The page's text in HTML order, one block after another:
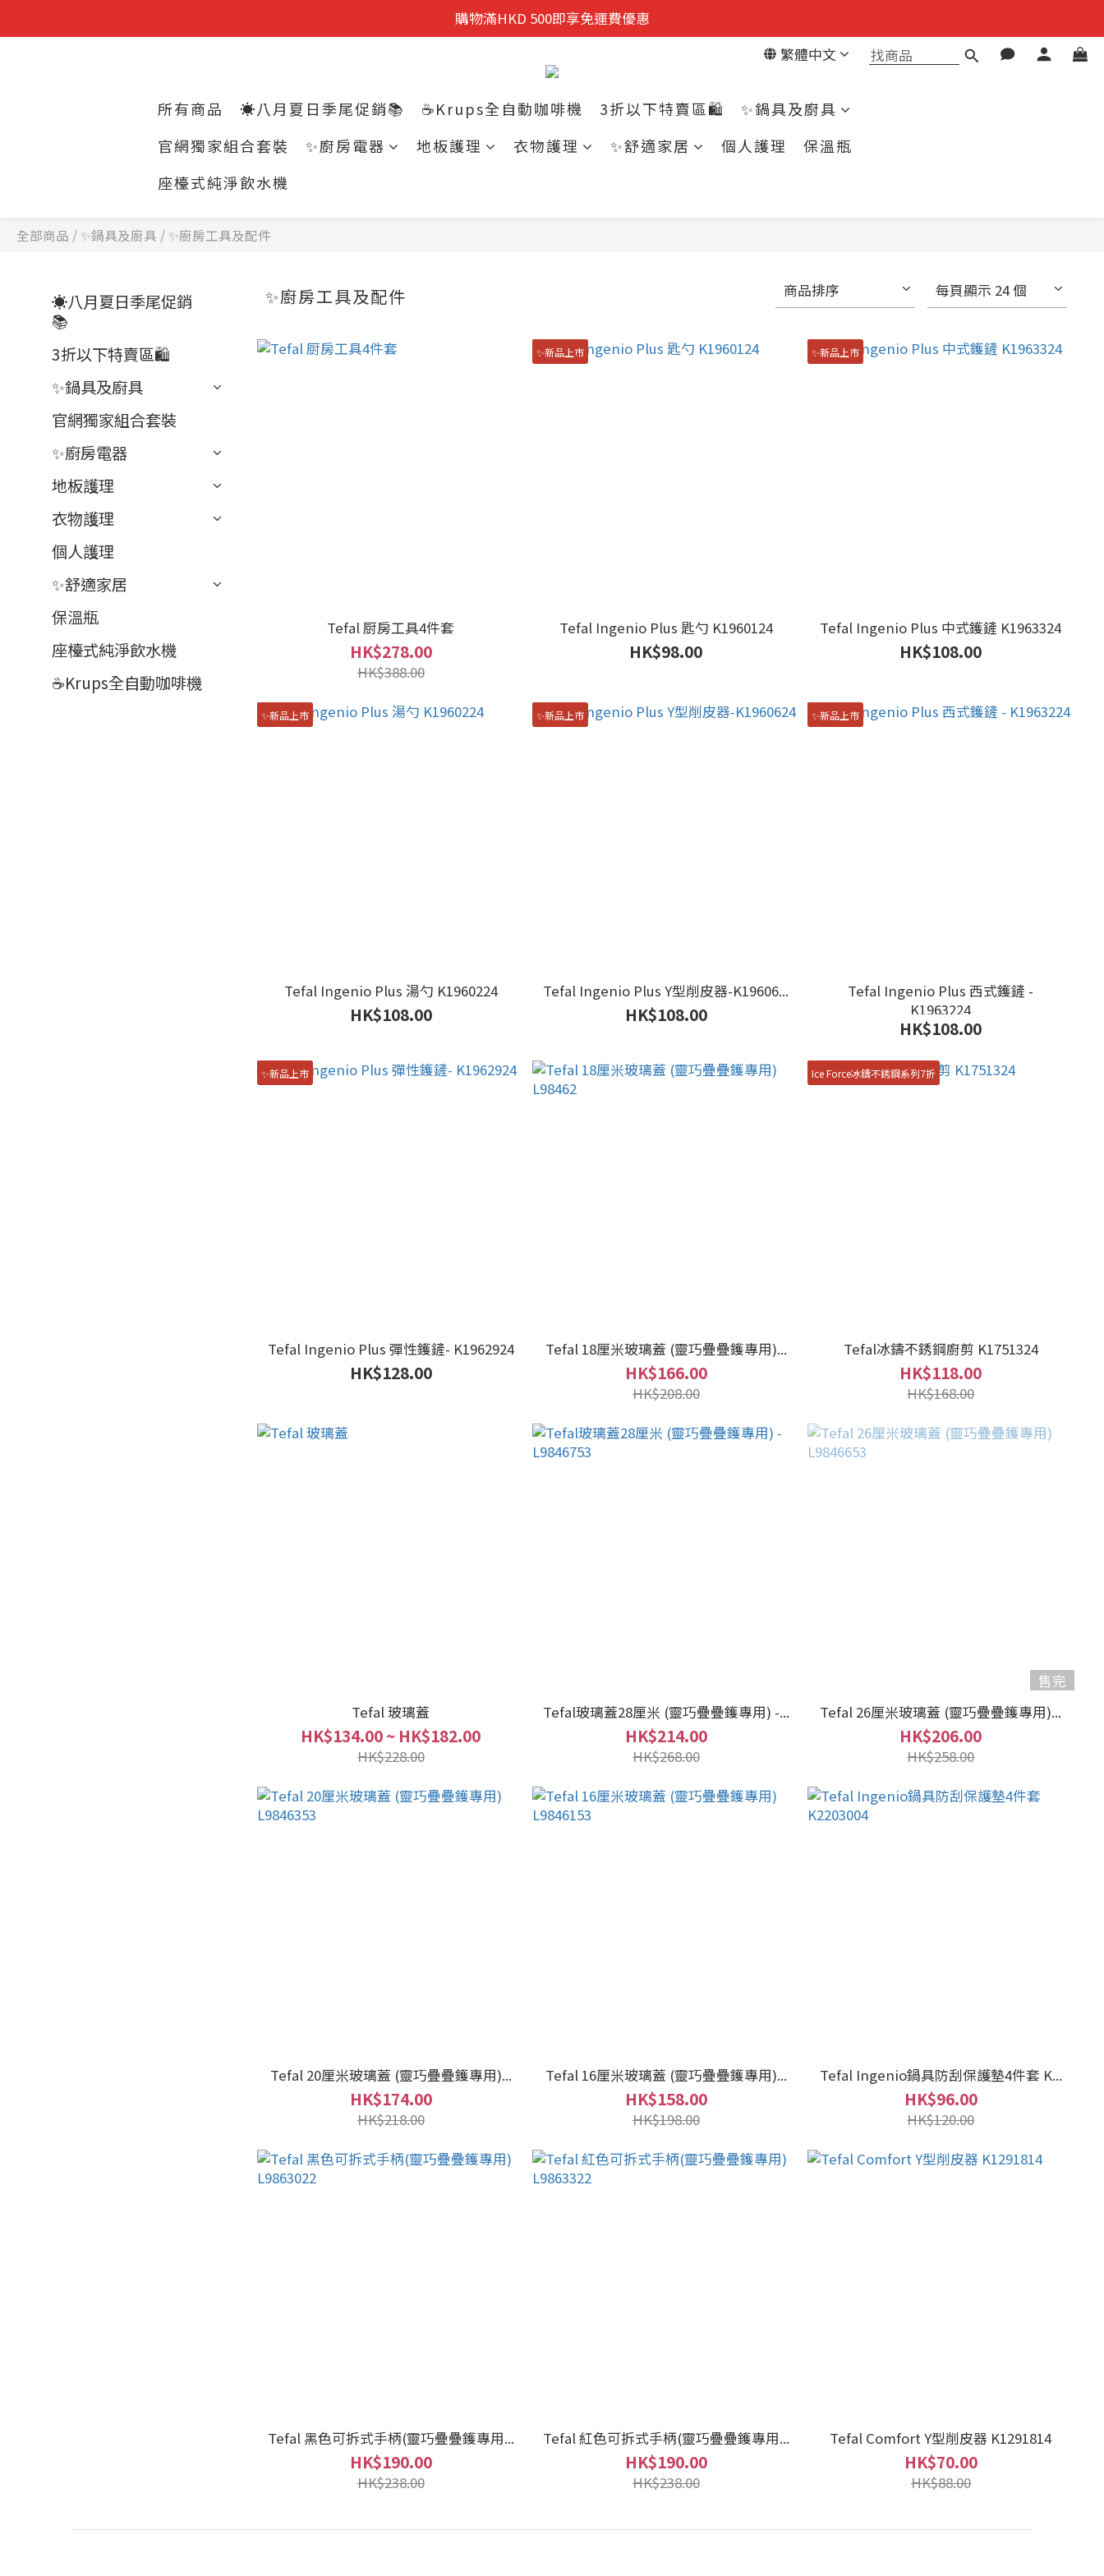
迎新禮遇:  新會員首次購物 尊享全單9折優惠!
購物滿HKD 500即享免運費優惠
繁體中文
所有商品 ☀️八月夏日季尾促銷📚 ☕Krups全自動咖啡機 3折以下特賣區🛍️
✨鍋具及廚具
官網獨家組合套裝
✨廚房電器 地板護理 衣物護理 ✨舒適家居 個人護理
保溫瓶
座檯式純淨飲水機
全部商品 / ✨鍋具及廚具 / ✨廚房工具及配件
☀️八月夏日季尾促銷
📚
3折以下特賣區🛍️
✨鍋具及廚具
官網獨家組合套裝
✨廚房電器
地板護理
衣物護理
個人護理
✨舒適家居
保溫瓶
座檯式純淨飲水機
☕Krups全自動咖啡機
✨廚房工具及配件 商品排序 每頁顯示 24 個
Tefal 厨房工具4件套
HK$278.00
HK$388.00
✨新品上市
Tefal Ingenio Plus 匙勺 K1960124
HK$98.00
✨新品上市
Tefal Ingenio Plus 中式鑊鏟 K1963324
HK$108.00
✨新品上市
Tefal Ingenio Plus 湯勺 K1960224
HK$108.00
✨新品上市
Tefal Ingenio Plus Y型削皮器-K19606...
HK$108.00
✨新品上市
Tefal Ingenio Plus 西式鑊鏟 -
K1963224
HK$108.00
✨新品上市
Tefal Ingenio Plus 彈性鑊鏟- K1962924
HK$128.00
Tefal 18厘米玻璃蓋 (靈巧疊疊鑊專用)...
HK$166.00
HK$208.00
Ice Force冰鑄不銹鋼系列7折
Tefal冰鑄不銹鋼廚剪 K1751324
HK$118.00
HK$168.00
Tefal 玻璃蓋
HK$134.00 ~ HK$182.00
HK$228.00
Tefal玻璃蓋28厘米 (靈巧疊疊鑊專用) -...
HK$214.00
HK$268.00
售完
Tefal 26厘米玻璃蓋 (靈巧疊疊鑊專用)...
HK$206.00
HK$258.00
Tefal 20厘米玻璃蓋 (靈巧疊疊鑊專用)...
HK$174.00
HK$218.00
Tefal 16厘米玻璃蓋 (靈巧疊疊鑊專用)...
HK$158.00
HK$198.00
Tefal Ingenio鍋具防刮保護墊4件套 K...
HK$96.00
HK$120.00
Tefal 黑色可拆式手柄(靈巧疊疊鑊專用...
HK$190.00
HK$238.00
Tefal 紅色可拆式手柄(靈巧疊疊鑊專用...
HK$190.00
HK$238.00
Tefal Comfort Y型削皮器 K1291814
HK$70.00
HK$88.00